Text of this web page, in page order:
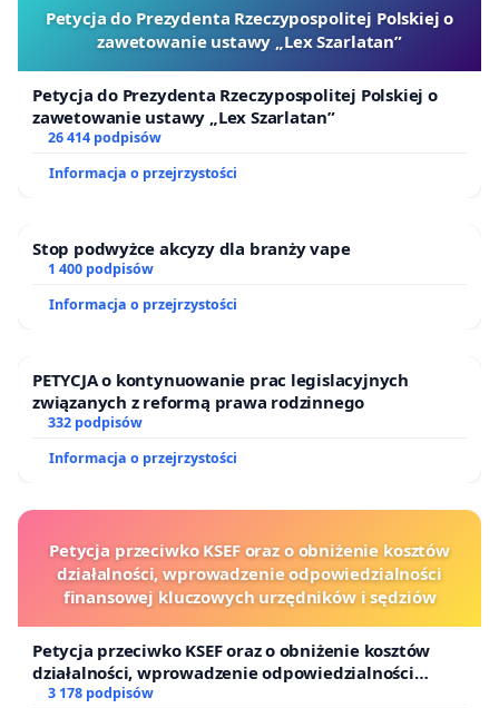
Petycja do Prezydenta Rzeczypospolitej Polskiej o
zawetowanie ustawy „Lex Szarlatan”
Petycja do Prezydenta Rzeczypospolitej Polskiej o
zawetowanie ustawy „Lex Szarlatan”
26 414 podpisów
Informacja o przejrzystości
Stop podwyżce akcyzy dla branży vape
1 400 podpisów
Informacja o przejrzystości
PETYCJA o kontynuowanie prac legislacyjnych
związanych z reformą prawa rodzinnego
332 podpisów
Informacja o przejrzystości
Petycja przeciwko KSEF oraz o obniżenie kosztów
działalności, wprowadzenie odpowiedzialności
finansowej kluczowych urzędników i sędziów
Petycja przeciwko KSEF oraz o obniżenie kosztów
działalności, wprowadzenie odpowiedzialności
finansowej kluczowych urzędników i sędziów
3 178 podpisów